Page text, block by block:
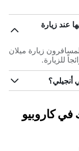
عند زيارة
زيارة ميلان
للزيارة.
أنجيلي؟
في كاروبيو